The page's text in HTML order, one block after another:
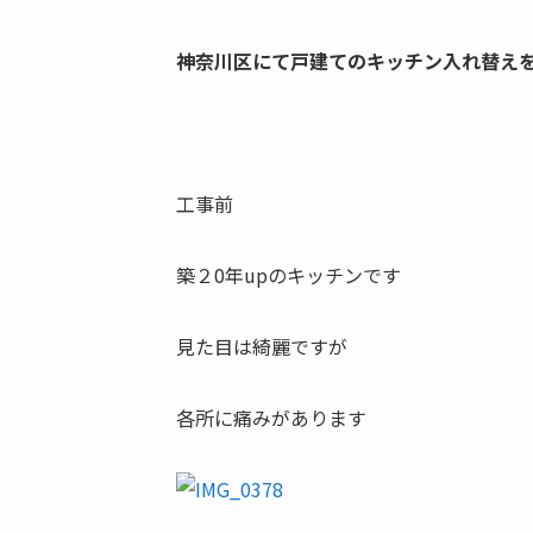
神奈川区にて戸建てのキッチン入れ替え
工事前
築２0年upのキッチンです
見た目は綺麗ですが
各所に痛みがあります